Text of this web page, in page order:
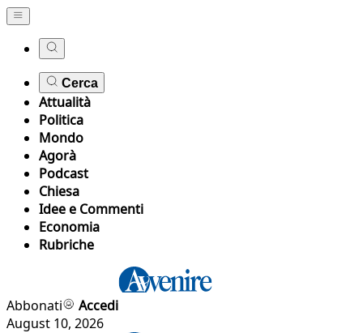
Cerca
Attualità
Politica
Mondo
Agorà
Podcast
Chiesa
Idee e Commenti
Economia
Rubriche
Abbonati
Accedi
August 10, 2026